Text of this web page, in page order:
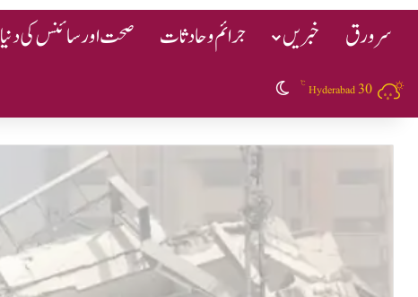
سرورق خبریں جرائم و حادثات صحت اور سائنس کی دنیا
Hyderabad30
℃